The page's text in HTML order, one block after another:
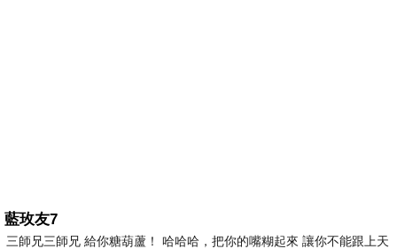
藍玫友7
三師兄三師兄 給你糖葫蘆！ 哈哈哈，把你的嘴糊起來 讓你不能跟上天